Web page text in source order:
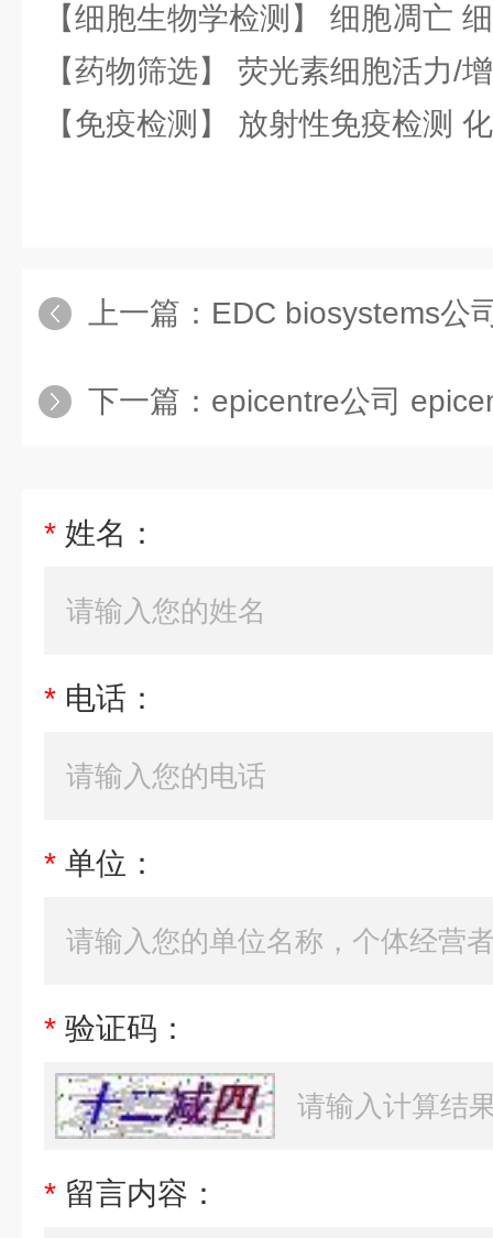
【细胞生物学检测】 细胞凋亡
【药物筛选】 荧光素细胞活力/
【免疫检测】 放射性免疫检测
上一篇： EDC biosystems公司
下一篇： epicentre公司
* 姓名：
* 电话：
* 单位：
* 验证码：
* 留言内容：